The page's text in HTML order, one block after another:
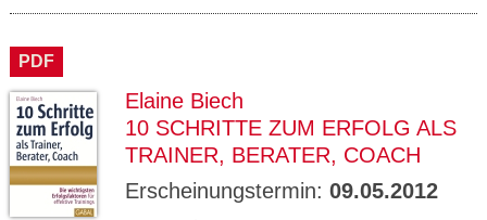
PDF
Elaine Biech
10 SCHRITTE ZUM ERFOLG ALS
TRAINER, BERATER, COACH
Erscheinungstermin: 09.05.2012